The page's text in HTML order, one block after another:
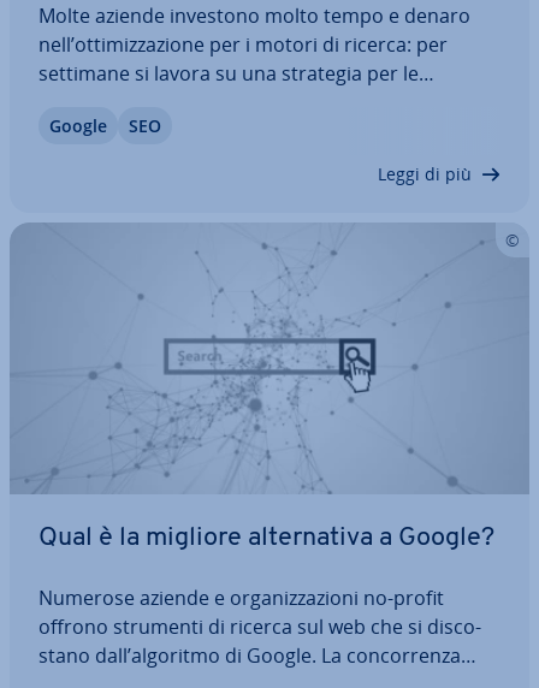
Molte aziende investono molto tempo e denaro
nell’ot­ti­miz­za­zio­ne per i motori di ricerca: per
settimane si lavora su una strategia per le
aspetti tecnici della propria pagina. Ma non
Google SEO
Leggi di più
Qual è la migliore al­ter­na­ti­va a Google?
Numerose aziende e or­ga­niz­za­zio­ni no-profit
offrono strumenti di ricerca sul web che si di­sco­
sta­no dall’algoritmo di Google. La con­cor­ren­za